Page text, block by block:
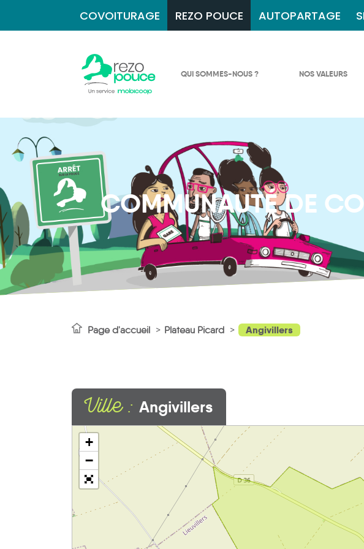
COVOITURAGE REZO POUCE AUTOPARTAGE
QUI SOMMES-NOUS ? NOS VALEURS
COMMUNAUTÉ DE
Page d'accueil Plateau Picard Angivillers
Ville : Angivillers
+
−